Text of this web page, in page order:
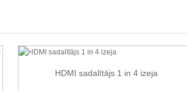
HDMI sadalītājs 1 in 4 izeja